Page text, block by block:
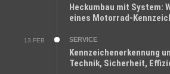
Heckumbau mit System:
eines Motorrad-
13.FEB SERVICE
Kennzeichenerkennung
Technik, Sicherheit,